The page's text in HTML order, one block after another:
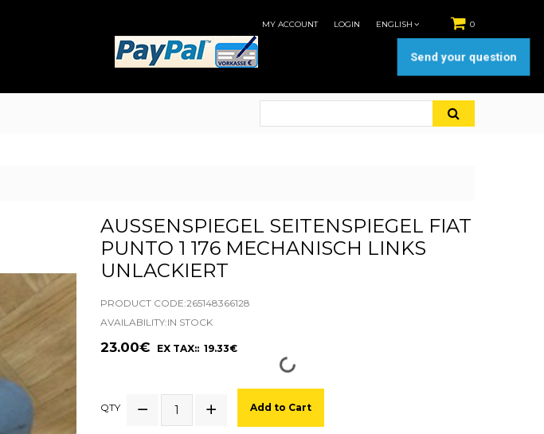
0
MY ACCOUNT LOGIN ENGLISH
AUSSENSPIEGEL SEITENSPIEGEL FIAT P
UNTO 1 176 MECHANISCH LINKS U
NLACKIERT
PRODUCT CODE:265148366128
AVAILABILITY:IN STOCK
23.00€ EX TAX:: 19.33€
QTY Add to Cart
Send your question